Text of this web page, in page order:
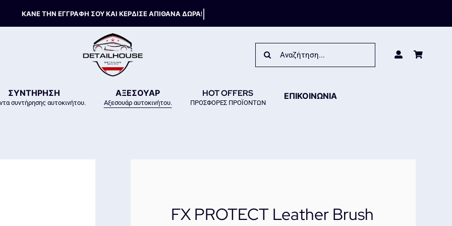
Search
ΣΥΝΤΗΡΗΣΗ
συντήρησης αυτοκινήτου.
ΑΞΕΣΟΥΑΡ
Αξεσουάρ αυτοκινήτου.
HOT OFFERS
ΠΡΟΣΦΟΡΕΣ ΠΡΟΪΟΝΤΩΝ
ΕΠΙΚΟΙΝΩΝΙΑ
FX PROTECT Leather Brush